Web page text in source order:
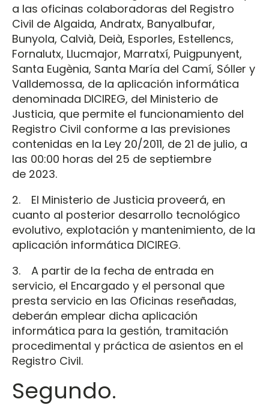
a las oficinas colaboradoras del Registro
Civil de Algaida, Andratx, Banyalbufar,
Bunyola, Calvià, Deià, Esporles, Estellencs,
Fornalutx, Llucmajor, Marratxí, Puigpunyent,
Santa Eugènia, Santa María del Camí, Sóller y
Valldemossa, de la aplicación informática
denominada DICIREG, del Ministerio de
Justicia, que permite el funcionamiento del
Registro Civil conforme a las previsiones
contenidas en la Ley 20/2011, de 21 de julio, a
las 00:00 horas del 25 de septiembre
de 2023.
2. El Ministerio de Justicia proveerá, en
cuanto al posterior desarrollo tecnológico
evolutivo, explotación y mantenimiento, de la
aplicación informática DICIREG.
3. A partir de la fecha de entrada en
servicio, el Encargado y el personal que
presta servicio en las Oficinas reseñadas,
deberán emplear dicha aplicación
informática para la gestión, tramitación
procedimental y práctica de asientos en el
Registro Civil.
Segundo.